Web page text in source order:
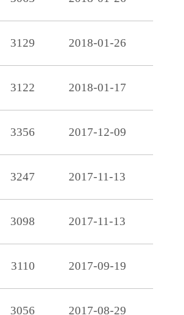
3129 2018-01-26
3122 2018-01-17
3356 2017-12-09
3247 2017-11-13
3098 2017-11-13
3110 2017-09-19
3056 2017-08-29